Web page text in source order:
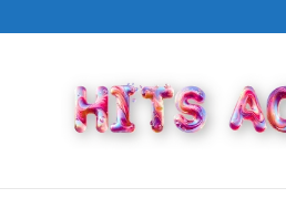
Full Of You »